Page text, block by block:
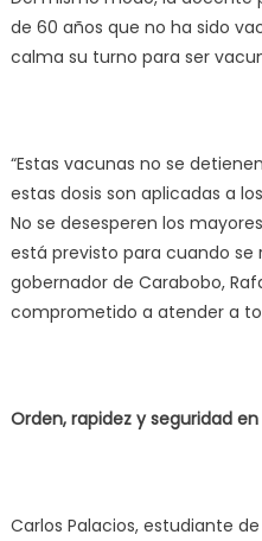
de 60 años que no ha sido
calma su turno para ser
“Estas vacunas no se
estas dosis son aplicadas a
No se desesperen los
está previsto para cuando se
gobernador de Carabobo,
comprometido a atender a
Orden, rapidez y seguridad
Carlos Palacios, estudiante